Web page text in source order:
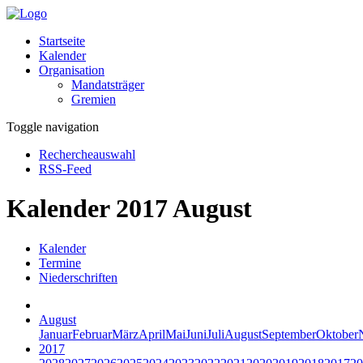
Startseite
Kalender
Organisation
Mandatsträger
Gremien
Toggle navigation
Rechercheauswahl
RSS-Feed
Kalender 2017 August
Kalender
Termine
Niederschriften
August
JanuarFebruarMärzAprilMaiJuniJuliAugustSeptemberOktober
2017